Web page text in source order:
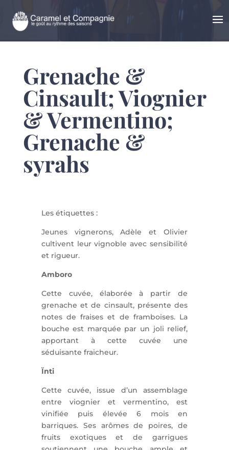
Grenache &
Cinsault; Viognier
& Vermentino;
Grenache &
syrahs
Les étiquettes :
Jeunes vignerons, Adèle et Olivier
cultivent leur vignoble avec sensibilité
et rigueur.
Amboro
Cette cuvée, élaborée à partir de
grenache et de cinsault, présente des
notes de fraises et de framboises. La
bouche est marquée par un joli relief,
apportant à cette cuvée une
séduisante fraicheur.
Ïnti
Cette cuvée, issue d’un assemblage
entre viognier et vermentino, est
vinifiée puis élevée 6 mois en
barriques. Ses arômes de poires, de
fruits exotiques et de garrigues